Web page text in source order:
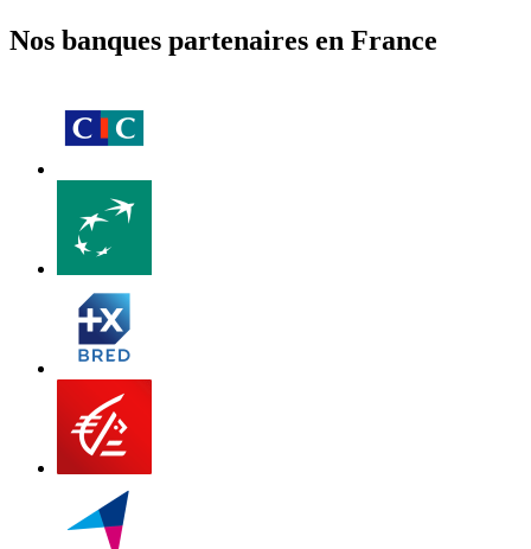
Nos banques partenaires en France